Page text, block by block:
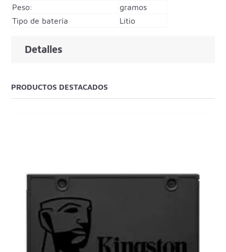
Peso:
gramos
Tipo de batería
Litio
Detalles
PRODUCTOS DESTACADOS